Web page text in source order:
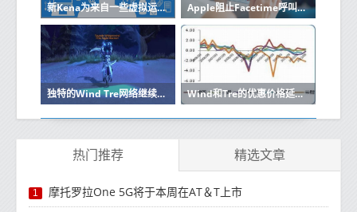
新Kena为来自一些虚拟运营商的人提供6.99欧元的报价 Apple阻止Facetime呼叫者可以在回答之前互相倾听
独特的Wind Tre网络继续扩展VoLTE将很快到来 Wind和Tre的优惠价格延长至4.99欧元带有夹具
热门推荐 精选文章
1 摩托罗拉One 5G将于本周在AT＆T上市